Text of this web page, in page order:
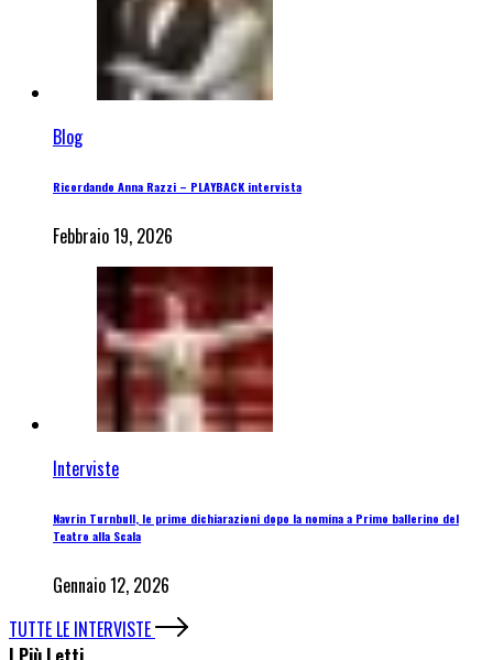
Blog
Ricordando Anna Razzi – PLAYBACK intervista
Febbraio 19, 2026
Interviste
Navrin Turnbull, le prime dichiarazioni dopo la nomina a Primo ballerino del
Teatro alla Scala
Gennaio 12, 2026
TUTTE LE INTERVISTE